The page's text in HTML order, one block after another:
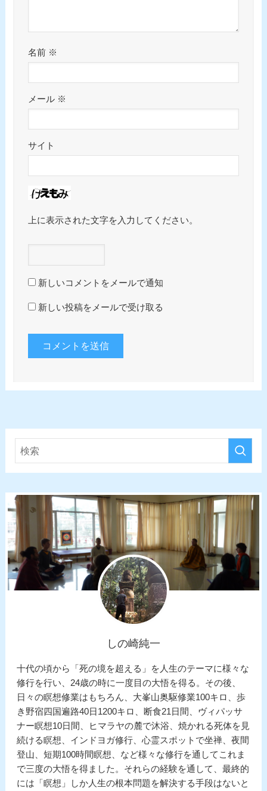
名前 ※
メール ※
サイト
上に表示された文字を入力してください。
新しいコメントをメールで通知
新しい投稿をメールで受け取る
しの崎純一
十代の頃から「死の境を超える」を人生のテーマに様々な
修行を行い、24歳の時に一度目の大悟を得る。その後、
日々の瞑想修業はもちろん、大峯山奥駆修業100キロ、歩
き野宿四国遍路40日1200キロ、断食21日間、ヴィパッサ
ナー瞑想10日間、ヒマラヤの麓で沐浴、焼かれる死体を見
続ける瞑想、インドヨガ修行、心霊スポットで坐禅、夜間
登山、短期100時間瞑想、など様々な修行を通してこれま
で三度の大悟を得ました。それらの経験を通して、最終的
には「瞑想」しか人生の根本問題を解決する手段はないと